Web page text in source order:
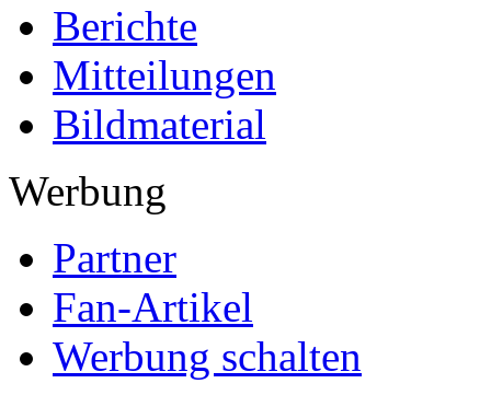
Berichte
Mitteilungen
Bildmaterial
Werbung
Partner
Fan-Artikel
Werbung schalten